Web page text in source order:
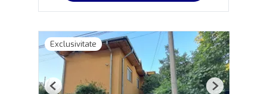
Exclusivitate
Previous Next